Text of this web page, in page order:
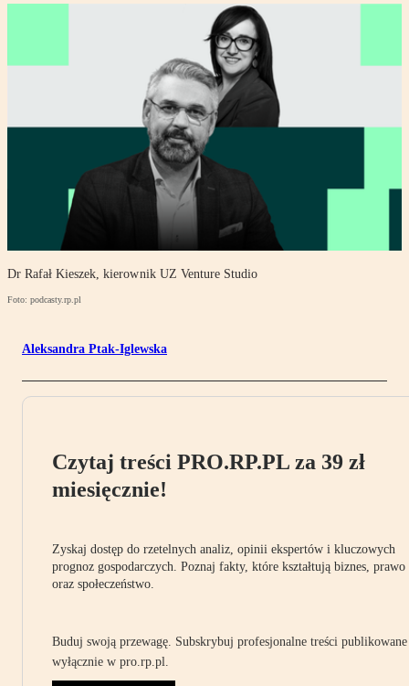
Dr Rafał Kieszek, kierownik UZ Venture Studio
Foto: podcasty.rp.pl
Aleksandra Ptak-Iglewska
Czytaj treści PRO.RP.PL za 39 zł
miesięcznie!
Zyskaj dostęp do rzetelnych analiz, opinii ekspertów i kluczowych
prognoz gospodarczych. Poznaj fakty, które kształtują biznes, prawo
oraz społeczeństwo.
Buduj swoją przewagę. Subskrybuj profesjonalne treści publikowane
wyłącznie w pro.rp.pl.